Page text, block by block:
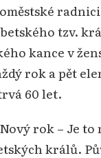
tzv.
kance v
rok a pět
60 let.
rok – Je
králů.